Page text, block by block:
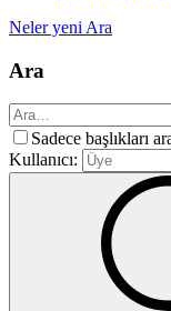
Neler yeni Ara
Ara
Sadece başlıkları
Kullanıcı: